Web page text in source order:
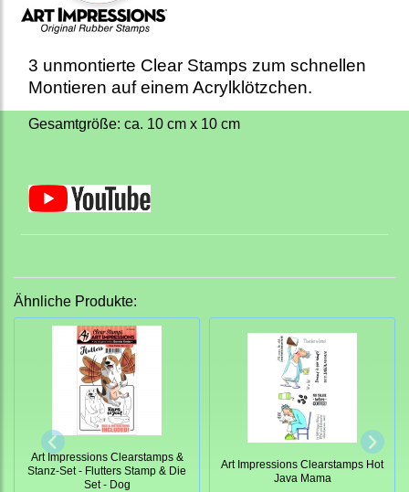
3 unmontierte Clear Stamps zum schnellen
Montieren auf einem Acrylklötzchen.
Gesamtgröße: ca. 10 cm x 10 cm
Ähnliche Produkte:
Art Impressions Clearstamps &
Stanz-Set - Flutters Stamp & Die
Set - Dog
Art Impressions Clearstamps Hot
Java Mama